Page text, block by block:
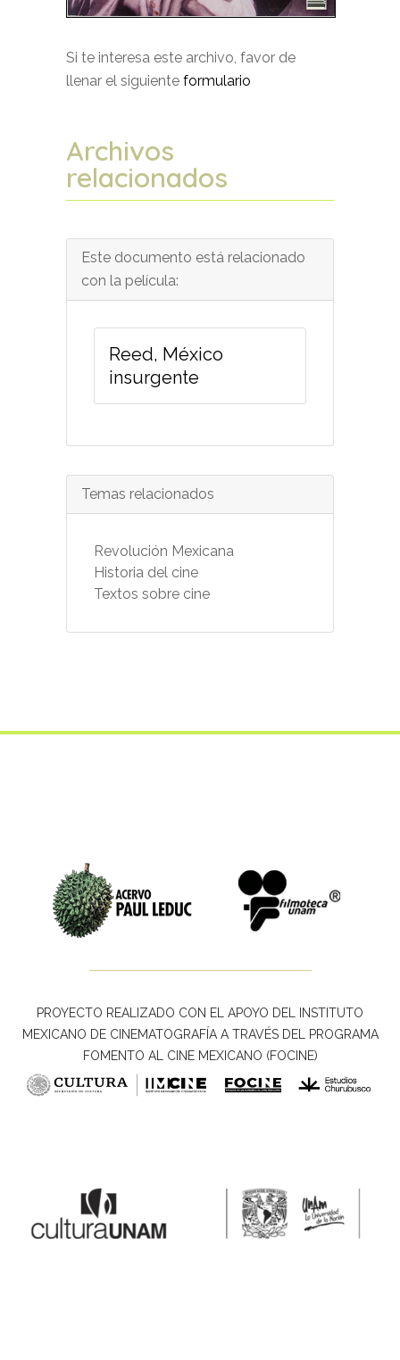
Si te interesa este archivo, favor de
llenar el siguiente formulario
Archivos
relacionados
Este documento está relacionado
con la película:
Reed, México
insurgente
Temas relacionados
Revolución Mexicana
Historia del cine
Textos sobre cine
PROYECTO REALIZADO CON EL APOYO DEL INSTITUTO
MEXICANO DE CINEMATOGRAFÍA A TRAVÉS DEL PROGRAMA
FOMENTO AL CINE MEXICANO (FOCINE)